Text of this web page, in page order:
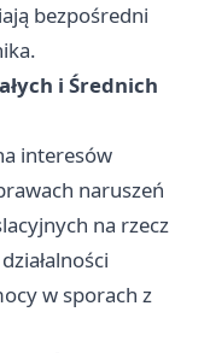
bezpośredni
i Średnich
interesów
naruszeń
na rzecz
w sporach z